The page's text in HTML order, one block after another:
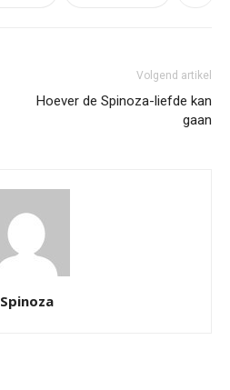
Volgend artikel
Hoever de Spinoza-liefde kan
gaan
Spinoza